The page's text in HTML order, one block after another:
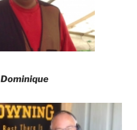
Dominique